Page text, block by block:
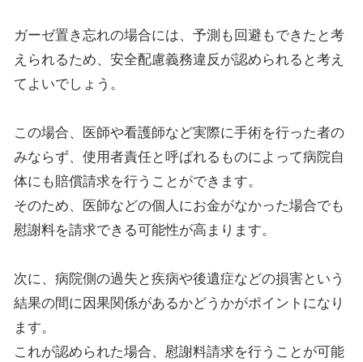
ガーゼ置き忘れの場合には、予測も回避もできたと考
えられるため、安全配慮義務違反が認められると考え
てよいでしょう。
この場合、医師や看護師など実際に手術を行った者の
みならず、使用者責任と呼ばれるものによって病院自
体にも賠償請求を行うことができます。
そのため、医師などの個人にお金がなかった場合でも
慰謝料を請求できる可能性が高まります。
次に、病院側の過失と疾病や後遺症などの損害という
結果の間に因果関係があるかどうかがポイントになり
ます。
これが認められた場合、慰謝料請求を行うことが可能